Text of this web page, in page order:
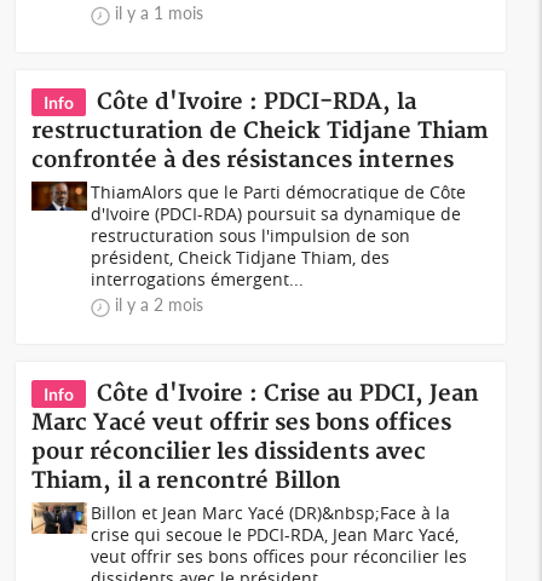
il y a 1 mois
Info
Côte d'Ivoire : PDCI-RDA, la
restructuration de Cheick Tidjane Thiam
confrontée à des résistances internes
ThiamAlors que le Parti démocratique de Côte
d'Ivoire (PDCI-RDA) poursuit sa dynamique de
restructuration sous l'impulsion de son
président, Cheick Tidjane Thiam, des
interrogations émergent...
il y a 2 mois
Info
Côte d'Ivoire : Crise au PDCI, Jean
Marc Yacé veut offrir ses bons offices
pour réconcilier les dissidents avec
Thiam, il a rencontré Billon
Billon et Jean Marc Yacé (DR)&nbsp;Face à la
crise qui secoue le PDCI-RDA, Jean Marc Yacé,
veut offrir ses bons offices pour réconcilier les